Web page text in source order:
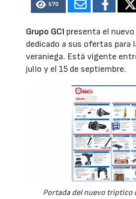
570
Grupo GCI presenta el
dedicado a sus ofertas para
veraniega. Está vigente
julio y el 15 de septiembre.
Portada del nuevo tríptico